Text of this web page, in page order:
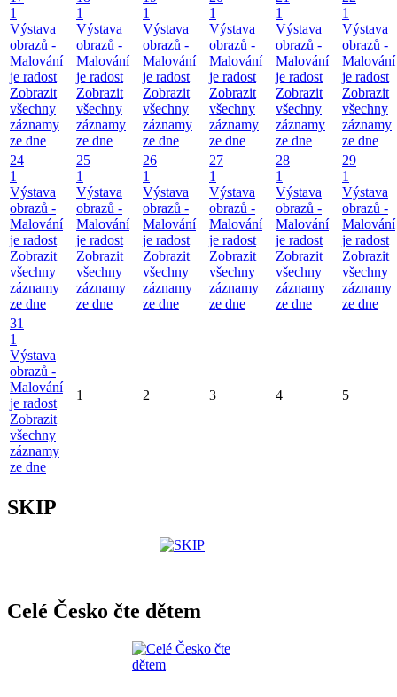
1
Výstava
obrazů -
Malování
je radost
Zobrazit
všechny
záznamy
ze dne
1
Výstava
obrazů -
Malování
je radost
Zobrazit
všechny
záznamy
ze dne
1
Výstava
obrazů -
Malování
je radost
Zobrazit
všechny
záznamy
ze dne
1
Výstava
obrazů -
Malování
je radost
Zobrazit
všechny
záznamy
ze dne
1
Výstava
obrazů -
Malování
je radost
Zobrazit
všechny
záznamy
ze dne
1
Výstava
obrazů -
Malování
je radost
Zobrazit
všechny
záznamy
ze dne
24
1
Výstava
obrazů -
Malování
je radost
Zobrazit
všechny
záznamy
ze dne
25
1
Výstava
obrazů -
Malování
je radost
Zobrazit
všechny
záznamy
ze dne
26
1
Výstava
obrazů -
Malování
je radost
Zobrazit
všechny
záznamy
ze dne
27
1
Výstava
obrazů -
Malování
je radost
Zobrazit
všechny
záznamy
ze dne
28
1
Výstava
obrazů -
Malování
je radost
Zobrazit
všechny
záznamy
ze dne
29
1
Výstava
obrazů -
Malování
je radost
Zobrazit
všechny
záznamy
ze dne
31
1
Výstava
obrazů -
Malování
je radost
Zobrazit
všechny
záznamy
ze dne
1 2 3 4 5
SKIP
Celé Česko čte dětem